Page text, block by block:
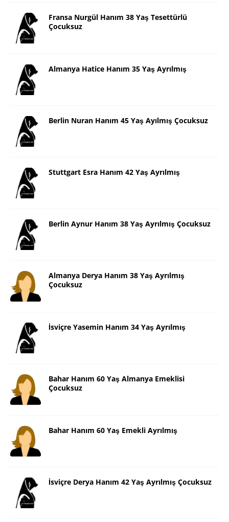
Fransa Nurgül Hanım 38 Yaş Tesettürlü
Çocuksuz
Almanya Hatice Hanım 35 Yaş Ayrılmış
Berlin Nuran Hanım 45 Yaş Ayılmış Çocuksuz
Stuttgart Esra Hanım 42 Yaş Ayrılmış
Berlin Aynur Hanım 38 Yaş Ayrılmış Çocuksuz
Almanya Derya Hanım 38 Yaş Ayrılmış
Çocuksuz
İsviçre Yasemin Hanım 34 Yaş Ayrılmış
Bahar Hanım 60 Yaş Almanya Emeklisi
Çocuksuz
Bahar Hanım 60 Yaş Emekli Ayrılmış
İsviçre Derya Hanım 42 Yaş Ayrılmış Çocuksuz